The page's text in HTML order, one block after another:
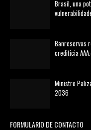
Brasil, una
Banreservas
crediticia
Ministro
2036
FORMULARIO DE CONTACTO